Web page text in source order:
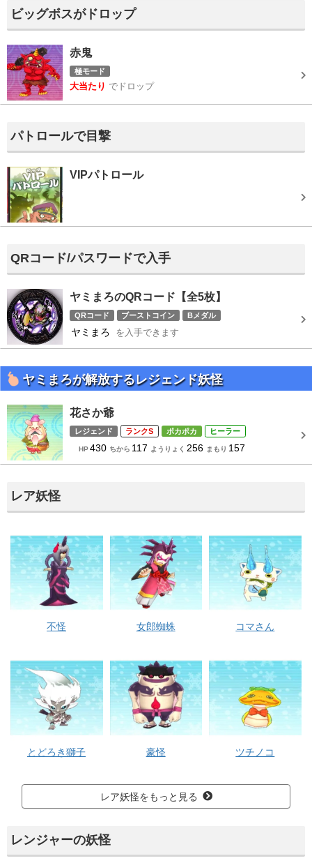
ビッグボスがドロップ
赤鬼
極モード
大当たり でドロップ
パトロールで目撃
VIPパトロール
QRコード/パスワードで入手
ヤミまろのQRコード【全5枚】
QRコード ブーストコイン Bメダル
妖怪メダルバスターズ第三幕
ヤミまろ を入手できます
ヤミまろが解放するレジェンド妖怪
花さか爺
レジェンド S ポカポカ ヒーラー
HP430 ちから 117 ようりょく 256 まもり 157
レア妖怪
不怪 女郎蜘蛛 コマさん
とどろき獅子 豪怪 ツチノコ
レア妖怪をもっと見る
レンジャーの妖怪